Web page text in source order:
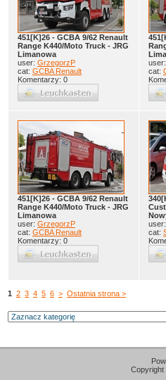
451[K]26 - GCBA 9/62 Renault
Range K440/Moto Truck - JRG
Limanowa
user: GrzegorzP
cat: GCBA Renault
Komentarzy: 0
cat:
451[K]26 - GCBA 9/62 Renault
Range K440/Moto Truck - JRG
Limanowa
user: GrzegorzP
cat: GCBA Renault
Komentarzy: 0
cat:
1 2 3 4 5 6 > Ostatnia strona >